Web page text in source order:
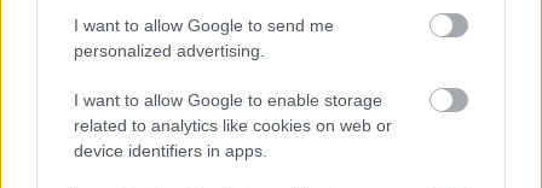
I want to allow Google to send me
personalized advertising.
I want to allow Google to enable storage
related to analytics like cookies on web or
device identifiers in apps.
modificar la demarcación de
algunos jugadores para lo que
de posición de invierno se harán
efectivos en el juego el próximo 23
de diciembre.